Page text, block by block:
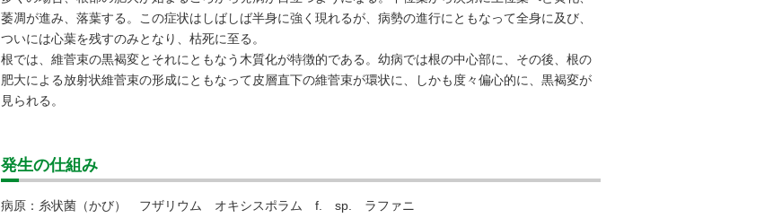
萎凋が進み、落葉する。この症状はしばしば半身に強く現れるが、病勢の進行にともなって全身に及び、
ついには心葉を残すのみとなり、枯死に至る。
根では、維菅束の黒褐変とそれにともなう木質化が特徴的である。幼病では根の中心部に、その後、根の
肥大による放射状維菅束の形成にともなって皮層直下の維菅束が環状に、しかも度々偏心的に、黒褐変が
見られる。
発生の仕組み
病原：糸状菌（かび） フザリウム オキシスポラム f. sp. ラファニ